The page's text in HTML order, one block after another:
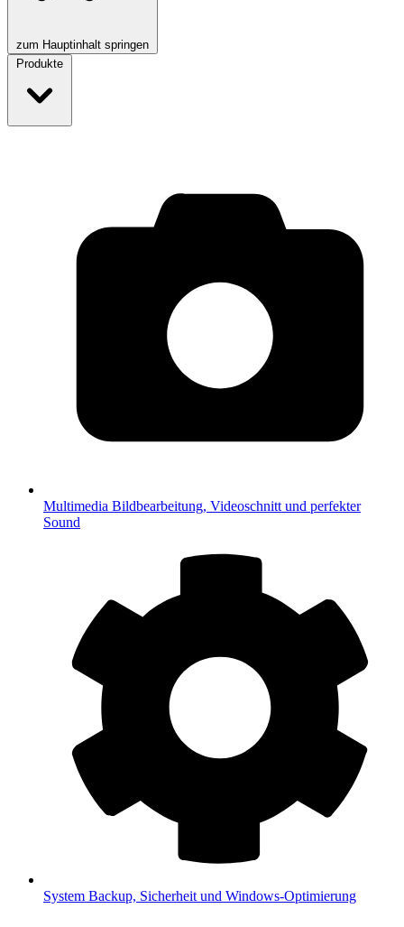
zum Hauptinhalt springen
Produkte
Multimedia Bildbearbeitung, Videoschnitt und perfekter
Sound
System Backup, Sicherheit und Windows-Optimierung